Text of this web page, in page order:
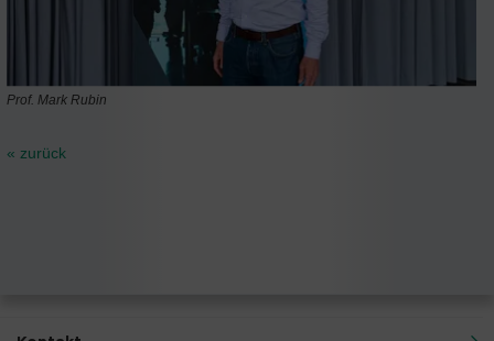
Prof. Mark Rubin
« zurück